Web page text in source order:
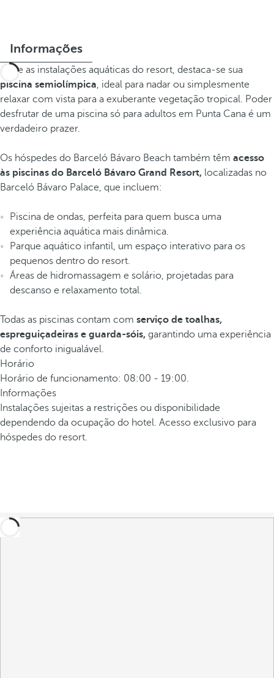
Informações
Entre as instalações aquáticas do resort, destaca-se sua
piscina semiolímpica, ideal para nadar ou simplesmente
relaxar com vista para a exuberante vegetação tropical. Poder
desfrutar de uma piscina só para adultos em Punta Cana é um
verdadeiro prazer.
Os hóspedes do Barceló Bávaro Beach também têm acesso
às piscinas do Barceló Bávaro Grand Resort, localizadas no
Barceló Bávaro Palace, que incluem:
Piscina de ondas, perfeita para quem busca uma
experiência aquática mais dinâmica.
Parque aquático infantil, um espaço interativo para os
pequenos dentro do resort.
Áreas de hidromassagem e solário, projetadas para
descanso e relaxamento total.
Todas as piscinas contam com serviço de toalhas,
espreguiçadeiras e guarda-sóis, garantindo uma experiência
de conforto inigualável.
Horário
Horário de funcionamento: 08:00 - 19:00.
Informações
Instalações sujeitas a restrições ou disponibilidade
dependendo da ocupação do hotel. Acesso exclusivo para
hóspedes do resort.